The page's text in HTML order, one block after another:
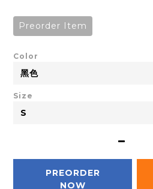
Preorder Item
Color
Size
PREORDER
NOW